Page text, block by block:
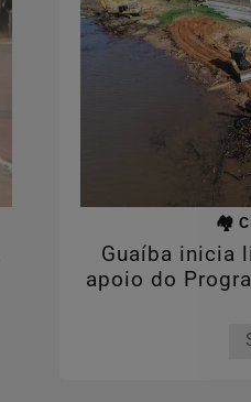
🏘️
Guaíba inicia
apoio do